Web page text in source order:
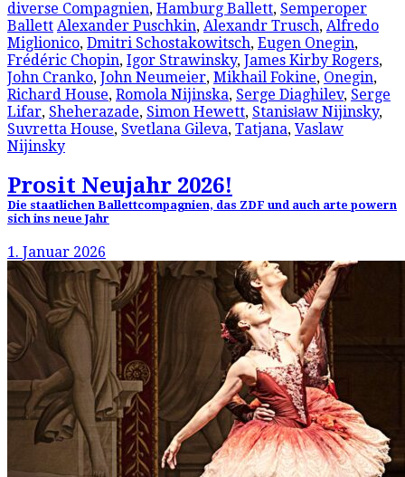
diverse Compagnien, Hamburg Ballett, Semperoper
Ballett Alexander Puschkin, Alexandr Trusch, Alfredo
Miglionico, Dmitri Schostakowitsch, Eugen Onegin,
Frédéric Chopin, Igor Strawinsky, James Kirby Rogers,
John Cranko, John Neumeier, Mikhail Fokine, Onegin,
Richard House, Romola Nijinska, Serge Diaghilev, Serge
Lifar, Sheherazade, Simon Hewett, Stanisław Nijinsky,
Suvretta House, Svetlana Gileva, Tatjana, Vaslaw
Nijinsky
Prosit Neujahr 2026!
Die staatlichen Ballettcompagnien, das ZDF und auch arte powern
sich ins neue Jahr
1. Januar 2026